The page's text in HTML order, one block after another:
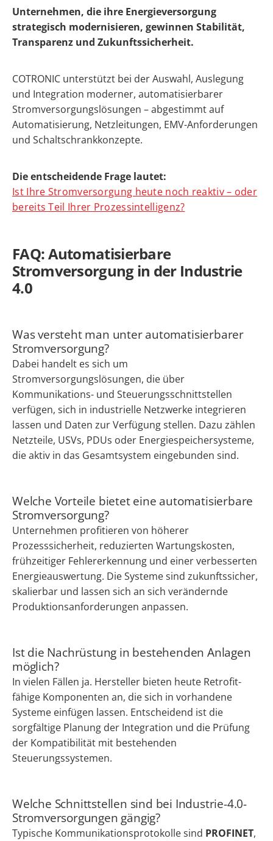
Unternehmen, die ihre Energieversorgung
strategisch modernisieren, gewinnen Stabilität,
Transparenz und Zukunftssicherheit.
COTRONIC unterstützt bei der Auswahl, Auslegung
und Integration moderner, automatisierbarer
Stromversorgungslösungen – abgestimmt auf
Automatisierung, Netzleitungen, EMV-Anforderungen
und Schaltschrankkonzepte.
Die entscheidende Frage lautet:
Ist Ihre Stromversorgung heute noch reaktiv – oder
bereits Teil Ihrer Prozessintelligenz?
FAQ: Automatisierbare
Stromversorgung in der Industrie
4.0
Was versteht man unter automatisierbarer
Stromversorgung?
Dabei handelt es sich um
Stromversorgungslösungen, die über
Kommunikations- und Steuerungsschnittstellen
verfügen, sich in industrielle Netzwerke integrieren
lassen und Daten zur Verfügung stellen. Dazu zählen
Netzteile, USVs, PDUs oder Energiespeichersysteme,
die aktiv in das Gesamtsystem eingebunden sind.
Welche Vorteile bietet eine automatisierbare
Stromversorgung?
Unternehmen profitieren von höherer
Prozesssicherheit, reduzierten Wartungskosten,
frühzeitiger Fehlererkennung und einer verbesserten
Energieauswertung. Die Systeme sind zukunftssicher,
skalierbar und lassen sich an sich verändernde
Produktionsanforderungen anpassen.
Ist die Nachrüstung in bestehenden Anlagen
möglich?
In vielen Fällen ja. Hersteller bieten heute Retrofit-
fähige Komponenten an, die sich in vorhandene
Systeme einfügen lassen. Entscheidend ist die
sorgfältige Planung der Integration und die Prüfung
der Kompatibilität mit bestehenden
Steuerungssystemen.
Welche Schnittstellen sind bei Industrie-4.0-
Stromversorgungen gängig?
Typische Kommunikationsprotokolle sind PROFINET,